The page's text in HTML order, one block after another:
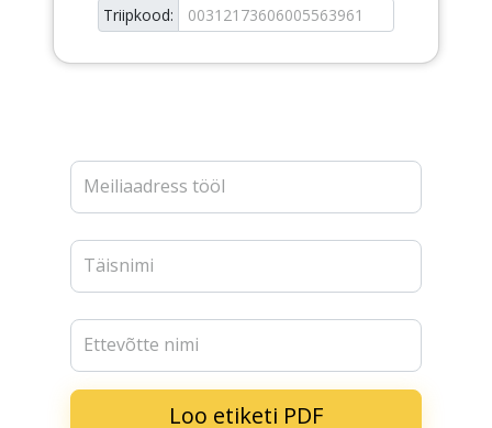
Triipkood:
Meiliaadress tööl
Täisnimi
Ettevõtte nimi